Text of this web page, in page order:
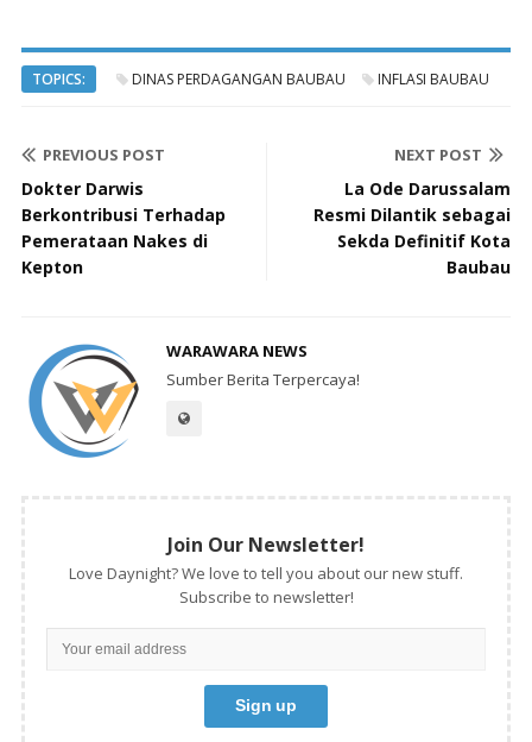
TOPICS: DINAS PERDAGANGAN BAUBAU INFLASI BAUBAU
PREVIOUS POST
Dokter Darwis
Berkontribusi Terhadap
Pemerataan Nakes di
Kepton
NEXT POST
La Ode Darussalam
Resmi Dilantik sebagai
Sekda Definitif Kota
Baubau
WARAWARA NEWS
Sumber Berita Terpercaya!
Join Our Newsletter!
Love Daynight? We love to tell you about our new stuff.
Subscribe to newsletter!